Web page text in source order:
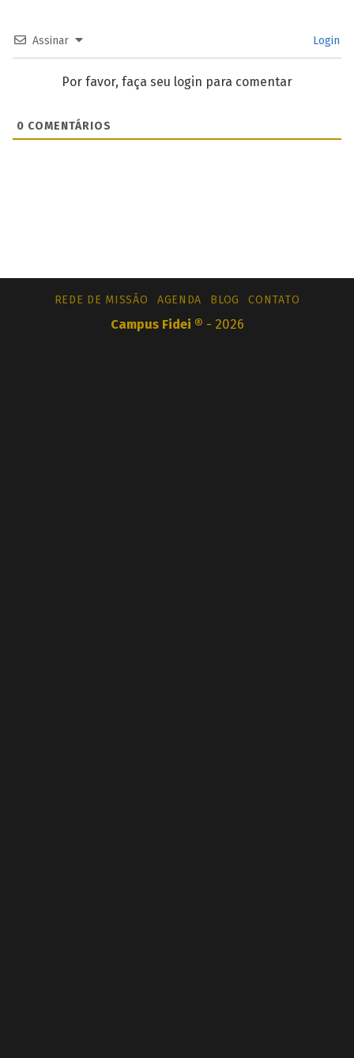
Assinar Login
Por favor, faça seu login para comentar
0 COMENTÁRIOS
REDE DE MISSÃO AGENDA BLOG CONTATO
Campus Fidei ® - 2026